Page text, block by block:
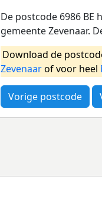
De postcode 6986 BE
gemeente Zevenaar.
Download de
Zevenaarof voor heel
Vorige postcode